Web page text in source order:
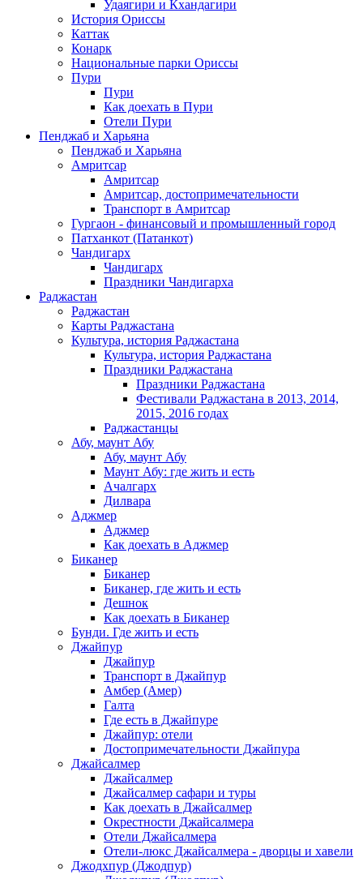
Удаягири и Кхандагири
История Ориссы
Каттак
Конарк
Национальные парки Ориссы
Пури
Пури
Как доехать в Пури
Отели Пури
Пенджаб и Харьяна
Пенджаб и Харьяна
Амритсар
Амритсар
Амритсар, достопримечательности
Транспорт в Амритсар
Гургаон - финансовый и промышленный город
Патханкот (Патанкот)
Чандигарх
Чандигарх
Праздники Чандигарха
Раджастан
Раджастан
Карты Раджастана
Культура, история Раджастана
Культура, история Раджастана
Праздники Раджастана
Праздники Раджастана
Фестивали Раджастана в 2013, 2014,
2015, 2016 годах
Раджастанцы
Абу, маунт Абу
Абу, маунт Абу
Маунт Абу: где жить и есть
Ачалгарх
Дилвара
Аджмер
Аджмер
Как доехать в Аджмер
Биканер
Биканер
Биканер, где жить и есть
Дешнок
Как доехать в Биканер
Бунди. Где жить и есть
Джайпур
Джайпур
Транспорт в Джайпур
Амбер (Амер)
Галта
Где есть в Джайпуре
Джайпур: отели
Достопримечательности Джайпура
Джайсалмер
Джайсалмер
Джайсалмер сафари и туры
Как доехать в Джайсалмер
Окрестности Джайсалмера
Отели Джайсалмера
Отели-люкс Джайсалмера - дворцы и хавели
Джодхпур (Джодпур)